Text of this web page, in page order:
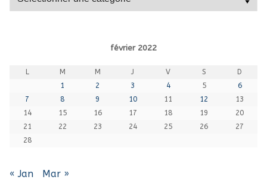
février 2022
L M M J V S
D
1
2 3 4 5
6
7
8 9 10 11 12
13
14
15 16 17 18 19
20
21
22 23 24 25 26
27
28
« Jan Mar »